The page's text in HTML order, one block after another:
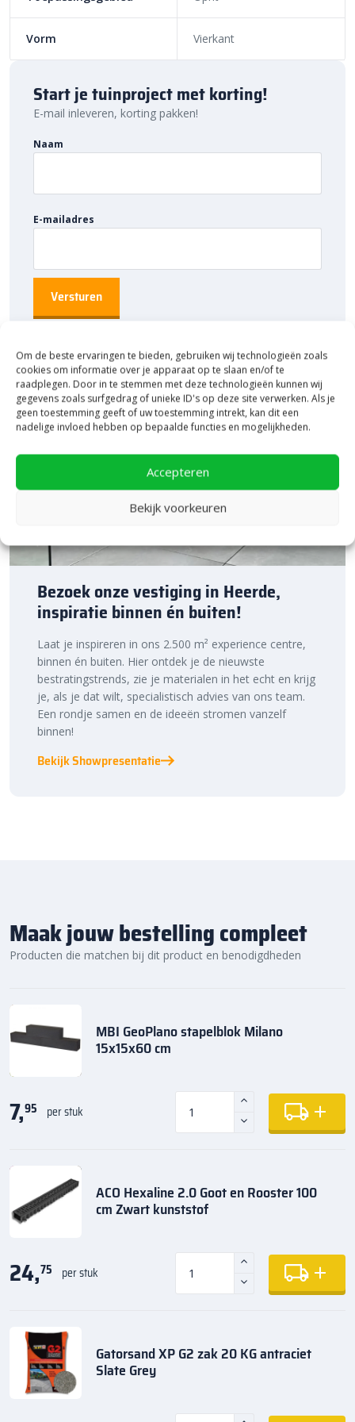
Om de beste ervaringen te bieden, gebruiken wij technologieën zoals
cookies om informatie over je apparaat op te slaan en/of te
raadplegen. Door in te stemmen met deze technologieën kunnen wij
gegevens zoals surfgedrag of unieke ID's op deze site verwerken. Als je
geen toestemming geeft of uw toestemming intrekt, kan dit een
nadelige invloed hebben op bepaalde functies en mogelijkheden.
Accepteren
Bekijk voorkeuren
Vorm Vierkant
Start je tuinproject met korting!
E-mail inleveren, korting pakken!
Naam
E-mailadres
Bezoek onze vestiging in Heerde,
inspiratie binnen én buiten!
Laat je inspireren in ons 2.500 m² experience centre,
binnen én buiten. Hier ontdek je de nieuwste
bestratingstrends, zie je materialen in het echt en krijg
je, als je dat wilt, specialistisch advies van ons team.
Een rondje samen en de ideeën stromen vanzelf
binnen!
Bekijk Showpresentatie
Maak jouw bestelling compleet
Producten die matchen bij dit product en benodigdheden
MBI GeoPlano stapelblok Milano
15x15x60 cm
7,95 per stuk
ACO Hexaline 2.0 Goot en Rooster 100
cm Zwart kunststof
24,75 per stuk
Gatorsand XP G2 zak 20 KG antraciet
Slate Grey